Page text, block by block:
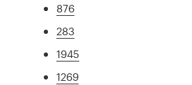
876
283
1945
1269